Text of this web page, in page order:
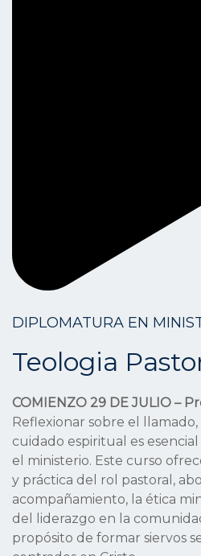
DIPLOMATURA EN
Teologia
COMIENZO 29 DE JULIO –
Reflexionar sobre el llamado,
cuidado espiritual es
el ministerio. Este curso
y práctica del rol pastoral,
acompañamiento, la ética
del liderazgo en la
propósito de formar siervos